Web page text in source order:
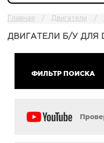
Главная Двигатели
ДВИГАТЕЛИ Б/У ДЛЯ
ФИЛЬТР ПОИСКА